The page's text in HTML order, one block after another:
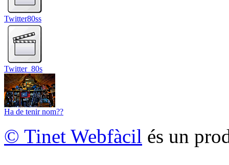
Twitter80ss
Twitter_80s
Ha de tenir nom??
© Tinet Webfàcil és un